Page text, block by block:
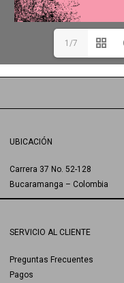
1/7
UBICACIÓN
Carrera 37 No. 52-128
Bucaramanga – Colombia
SERVICIO AL CLIENTE
Preguntas Frecuentes
Pagos